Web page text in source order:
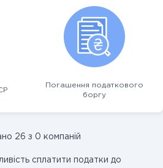
Погашення податкового
боргу
26 з 0 компаній
сплатити податки до